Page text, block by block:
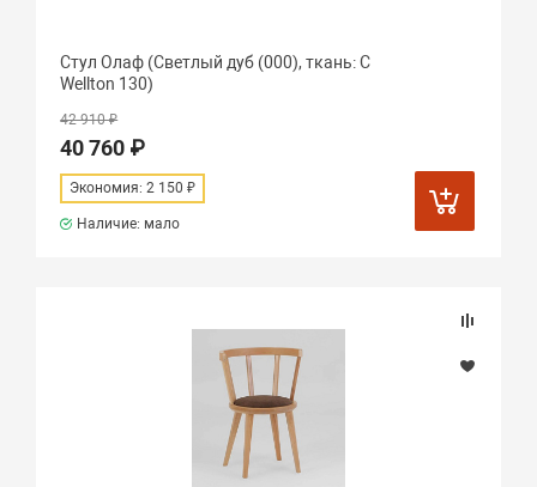
Стул Олаф (Светлый дуб (000), ткань: C
Wellton 130)
42 910 ₽
40 760 ₽
Экономия: 2 150 ₽
Наличие: мало